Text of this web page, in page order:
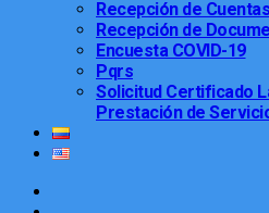
Recepción de Cuentas
Recepción de
Encuesta COVID-19
Pqrs
Solicitud Certificado
Prestación de